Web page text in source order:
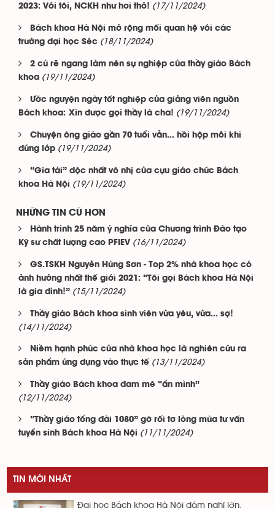
2023: Với tôi, NCKH như hơi thở! (17/11/2024)
Bách khoa Hà Nội mở rộng mối quan hệ với các
trường đại học Séc (18/11/2024)
2 cú rẽ ngang làm nên sự nghiệp của thầy giáo Bách
khoa (19/11/2024)
Ước nguyện ngày tốt nghiệp của giảng viên nguồn
Bách khoa: Xin được gọi thầy là cha! (19/11/2024)
Chuyện ông giáo gần 70 tuổi vẫn… hồi hộp mỗi khi
đứng lớp (19/11/2024)
“Gia tài” độc nhất vô nhị của cựu giáo chức Bách
khoa Hà Nội (19/11/2024)
NHỮNG TIN CŨ HƠN
Hành trình 25 năm ý nghĩa của Chương trình Đào tạo
Kỹ sư chất lượng cao PFIEV (16/11/2024)
GS.TSKH Nguyễn Hùng Sơn - Top 2% nhà khoa học có
ảnh hưởng nhất thế giới 2021: “Tôi gọi Bách khoa Hà Nội
là gia đình!” (15/11/2024)
Thầy giáo Bách khoa sinh viên vừa yêu, vừa... sợ!
(14/11/2024)
Niềm hạnh phúc của nhà khoa học là nghiên cứu ra
sản phẩm ứng dụng vào thực tế (13/11/2024)
Thầy giáo Bách khoa đam mê “ẩn mình”
(12/11/2024)
“Thầy giáo tổng đài 1080” gỡ rối tơ lòng mùa tư vấn
tuyển sinh Bách khoa Hà Nội (11/11/2024)
TIN MỚI NHẤT
Đại học Bách khoa Hà Nội dám nghĩ lớn,